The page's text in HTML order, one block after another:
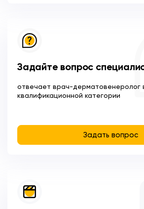
Задайте вопрос
отвечает врач-дерматовенеролог
квалификационной категории
Задать вопрос